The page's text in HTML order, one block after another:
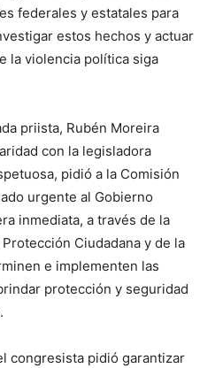
federales y estatales para
estos hechos y actuar
la violencia política siga
priista, Rubén Moreira
con la legisladora
pidió a la Comisión
urgente al Gobierno
inmediata, a través de la
Ciudadana y de la
e implementen las
protección y seguridad
congresista pidió garantizar